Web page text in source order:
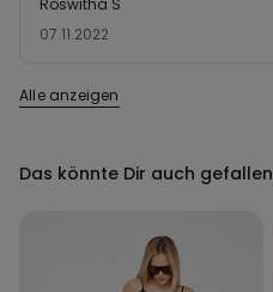
von
07.11.2022
Roswitha S
Alle anzeigen
Das könnte Dir auch gefallen